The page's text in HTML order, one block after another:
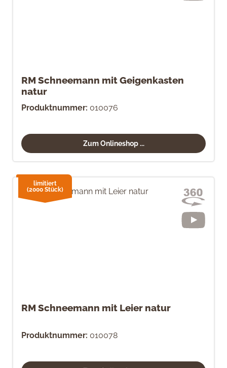
RM Schneemann mit Geigenkasten
natur
Produktnummer: 010076
Zum Onlineshop ...
RM Schneemann mit Leier natur
Produktnummer: 010078
limitiert
(2000 Stück)